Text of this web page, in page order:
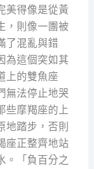
美得像是從黃
，則像一團被
了混亂與錯
為這個突如其
上的雙魚座
無法停止地哭
些摩羯座的上
地踏步，否則
座正整齊地站
。「負百分之